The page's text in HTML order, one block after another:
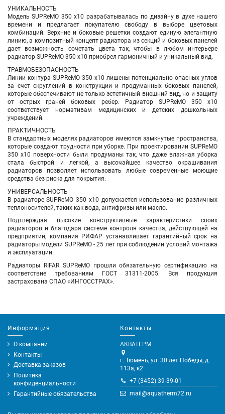
УНИКАЛЬНОСТЬ
Модель SUPReMO 350 х10 разрабатывалась по дизайну в духе нашего
времени и предлагает покупателю свободу в выборе цветовых
комбинаций. Верхние и боковые решетки создают единую элегантную
линию, а композитный концепт радиатора из секций и боковых панелей
дает возможность сочетать цвета так, чтобы в любом интерьере
радиатор SUPReMO 350 х10 приобрел гармоничный и уникальный вид.
ТРАВМОБЕЗОПАСНОСТЬ
Линии контура SUPReMO 350 х10 лишены потенциально опасных углов
за счет скруглений в конструкции и продуманных боковых панелей,
которые обеспечивают не только эстетичный внешний вид, но и защиту
от острых граней боковых ребер. Радиатор SUPReMO 350 х10
соответствует нормативам медицинских и детских дошкольных
учреждений.
ПРАКТИЧНОСТЬ
В стандартных моделях радиаторов имеются замкнутые пространства,
которые создают трудности при уборке. При проектировании SUPReMO
350 х10 поверхности были продуманы так, что даже влажная уборка
стала быстрой и легкой, а высочайшее качество окрашивания
радиаторов позволяет использовать любые современные моющие
средства без риска для покрытия.
УНИВЕРСАЛЬНОСТЬ
В радиаторе SUPReMO 350 х10 допускается использование различных
теплоносителей, таких как вода, антифризы или масло.
Подтверждая высокие конструктивные характеристики своих
радиаторов и благодаря системе контроля качества, действующей на
предприятии, компания РИФАР устанавливает гарантийный срок на
радиаторы модели SUPReMO - 25 лет при соблюдении условий монтажа
и эксплуатации.
Радиаторы RIFAR SUPReMO прошли обязательную сертификацию на
соответствие требованиям ГОСТ 31311-2005. Вся продукция
застрахована СПАО «ИНГОССТРАХ».
Информация
О компании
Контакты
Доставка заказов
Политика
конфиденциальности
Гарантийные обязательства
Контакты
АКВАТЕРМ
г. Тюмень, ул. 30 лет Победы, д.
113а, к2
+7 (3452) 39-39-01
mail@aquatherm72.ru